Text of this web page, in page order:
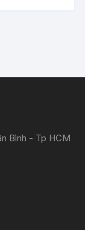
Bình - Tp HCM